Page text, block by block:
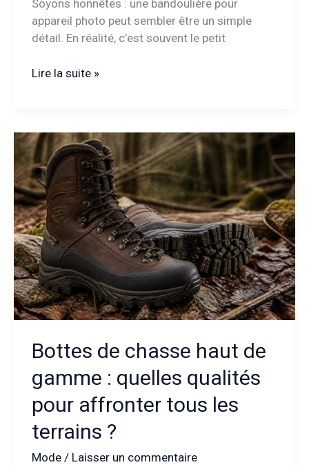
Soyons honnêtes : une bandoulière pour
appareil photo peut sembler être un simple
détail. En réalité, c’est souvent le petit
Bandoulière
:
choisir
l’accessoire
idéal
pour
allier
confort
et
style
Lire la suite »
Bottes de chasse haut de
gamme : quelles qualités
pour affronter tous les
terrains ?
Mode/ Laisser un commentaire